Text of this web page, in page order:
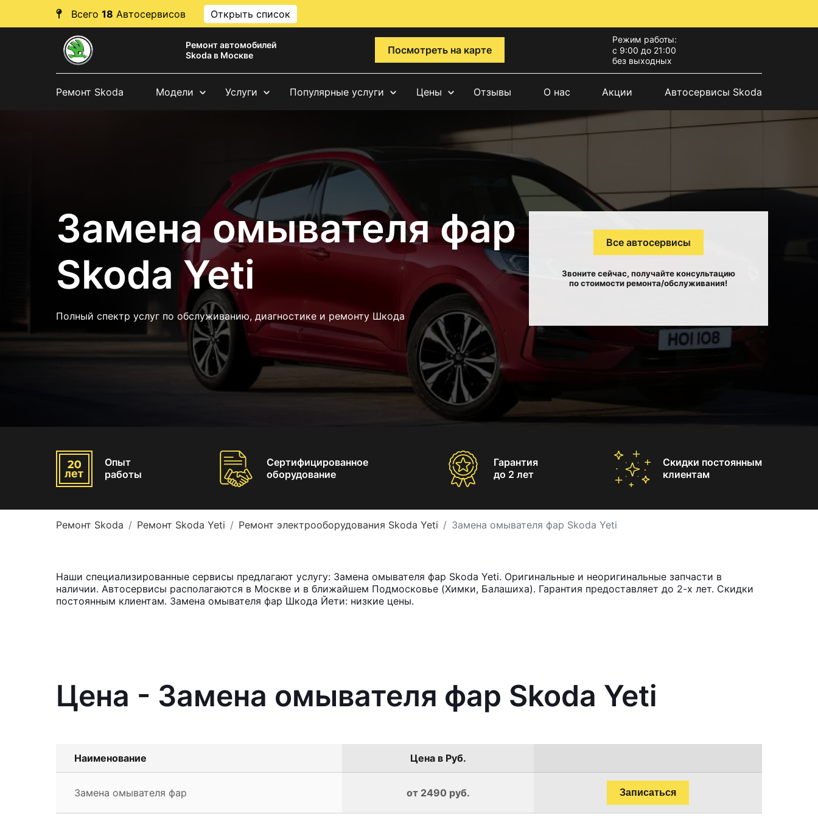
Всего 18 Автосервисов Открыть список
Ремонт автомобилей
Skoda в Москве
Посмотреть на карте
Режим работы:
с 9:00 до 21:00
без выходных
Ремонт Skoda Модели Услуги Популярные услуги Цены Отзывы О нас Акции Автосервисы Skoda
Замена омывателя фар
Skoda Yeti
Полный спектр услуг по обслуживанию, диагностике и ремонту Шкода
Все автосервисы
Звоните сейчас, получайте консультацию
по стоимости ремонта/обслуживания!
Опыт
работы
Сертифицированное
оборудование
Гарантия
до 2 лет
Скидки постоянным
клиентам
Ремонт Skoda Ремонт Skoda Yeti Ремонт электрооборудования Skoda Yeti Замена омывателя фар Skoda Yeti
Наши специализированные сервисы предлагают услугу: Замена омывателя фар Skoda Yeti. Оригинальные и неоригинальные запчасти в
наличии. Автосервисы располагаются в Москве и в ближайшем Подмосковье (Химки, Балашиха). Гарантия предоставляет до 2-х лет. Скидки
постоянным клиентам. Замена омывателя фар Шкода Йети: низкие цены.
Цена - Замена омывателя фар Skoda Yeti
Наименование Цена в Руб.
Замена омывателя фар от 2490 руб. Записаться